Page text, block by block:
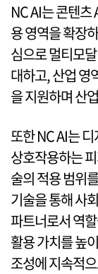
NC AI는 콘텐츠
용 영역을 확장
심으로 멀티모
대하고, 산업 영
을 지원하며 산
또한 NC AI는
상호작용하는
술의 적용 범위
기술을 통해 사
파트너로서 역
활용 가치를 높
조성에 지속적